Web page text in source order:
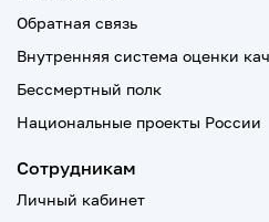
Обратная связь
Внутренняя система оценки
Бессмертный полк
Национальные проекты России
Сотрудникам
Личный кабинет